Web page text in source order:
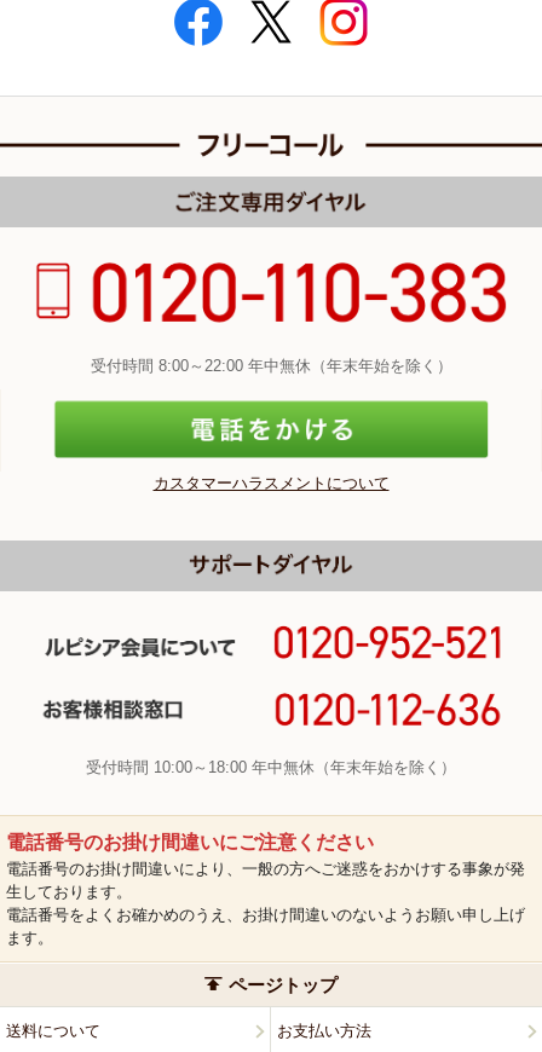
受付時間 8:00～22:00 年中無休（年末年始を除く）
カスタマーハラスメントについて
受付時間 10:00～18:00 年中無休（年末年始を除く）
電話番号のお掛け間違いにご注意ください
電話番号のお掛け間違いにより、一般の方へご迷惑をおかけする事象が発
生しております。
電話番号をよくお確かめのうえ、お掛け間違いのないようお願い申し上げ
ます。
ページトップ
送料について お支払い方法